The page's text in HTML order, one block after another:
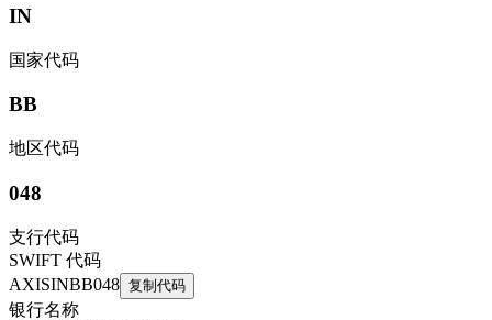
IN
国家代码
BB
地区代码
048
支行代码
SWIFT 代码
AXISINBB048 复制代码
银行名称